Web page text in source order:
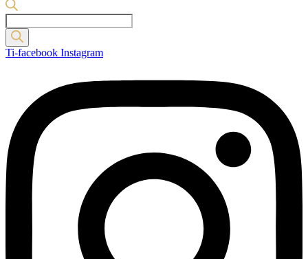
Products
search
Ti-facebook Instagram